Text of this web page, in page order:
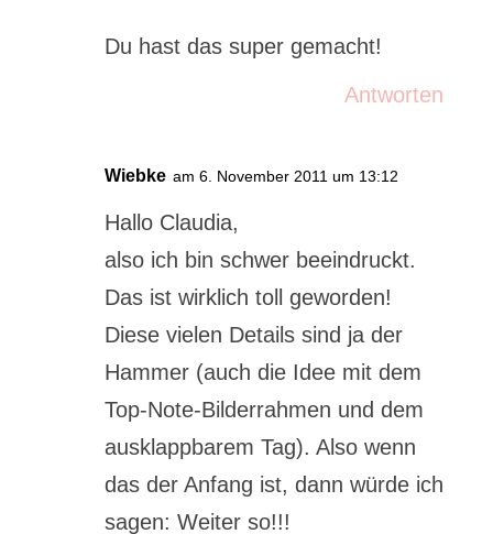
Du hast das super gemacht!
Antworten
Wiebke am 6. November 2011 um 13:12
Hallo Claudia,
also ich bin schwer beeindruckt.
Das ist wirklich toll geworden!
Diese vielen Details sind ja der
Hammer (auch die Idee mit dem
Top-Note-Bilderrahmen und dem
ausklappbarem Tag). Also wenn
das der Anfang ist, dann würde ich
sagen: Weiter so!!!